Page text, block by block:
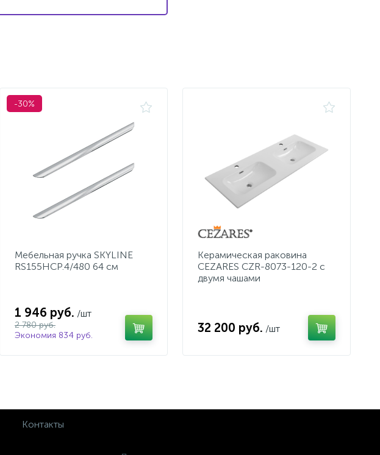
-30%
Мебельная ручка SKYLINE
RS155HCP.4/480 64 см
1 946 руб. /шт
2 780 руб.
Экономия 834 руб.
Керамическая раковина
CEZARES CZR-8073-120-2 с
двумя чашами
32 200 руб. /шт
Контакты